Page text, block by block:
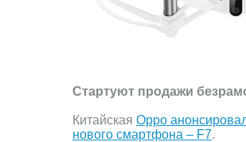
Стартуют продажи
Китайская Oppo
нового смартфона – F7.